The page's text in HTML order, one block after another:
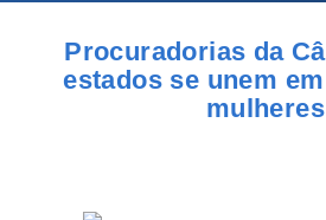
Procuradorias da
estados se unem
mulheres